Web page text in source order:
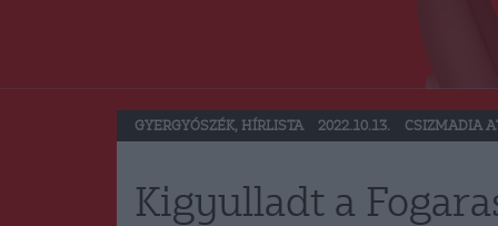
GYERGYÓSZÉK, HÍRLISTA 2022.10.13. CSIZMADIA
Kigyulladt a